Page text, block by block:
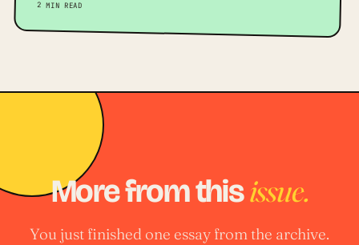
2 MIN READ
More from thisissue.
You just finished one essay from the archive.